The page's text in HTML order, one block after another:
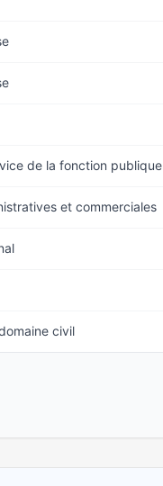
de la fonction publique
et commerciales
civil